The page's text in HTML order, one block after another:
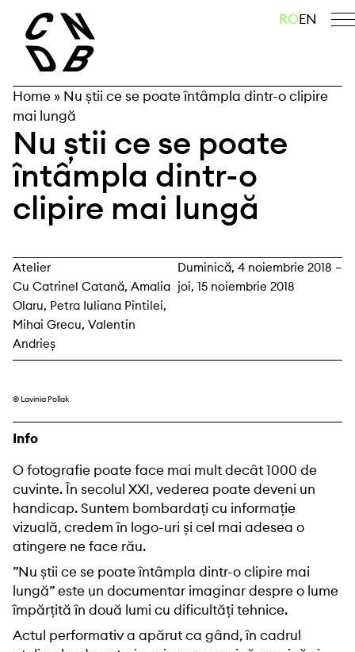
content
caută ROEN
Home » Nu știi ce se poate întâmpla dintr-o clipire
mai lungă
Nu știi ce se poate
întâmpla dintr-o
clipire mai lungă
Atelier
Cu Catrinel Catană, Amalia
Olaru, Petra Iuliana Pintilei,
Mihai Grecu, Valentin
Andrieș
Duminică, 4 noiembrie 2018 –
joi, 15 noiembrie 2018
© Lavinia Pollak
Info
O fotografie poate face mai mult decât 1000 de
cuvinte. În secolul XXI, vederea poate deveni un
handicap. Suntem bombardați cu informație
vizuală, credem în logo-uri și cel mai adesea o
atingere ne face rău.
”Nu știi ce se poate întâmpla dintr-o clipire mai
lungă” este un documentar imaginar despre o lume
împărțită în două lumi cu dificultăți tehnice.
Actul performativ a apărut ca gând, în cadrul